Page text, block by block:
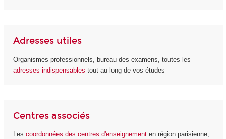
Adresses utiles
Organismes professionnels, bureau des examens, toutes les
adresses indispensables tout au long de vos études
Centres associés
Les coordonnées des centres d'enseignement en région parisienne,